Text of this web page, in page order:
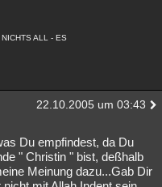
ALL - ES
22.10.2005 um 03:43
Du empfindest, da Du
" Christin " bist, deßhalb
Meinung dazu...Gab Dir